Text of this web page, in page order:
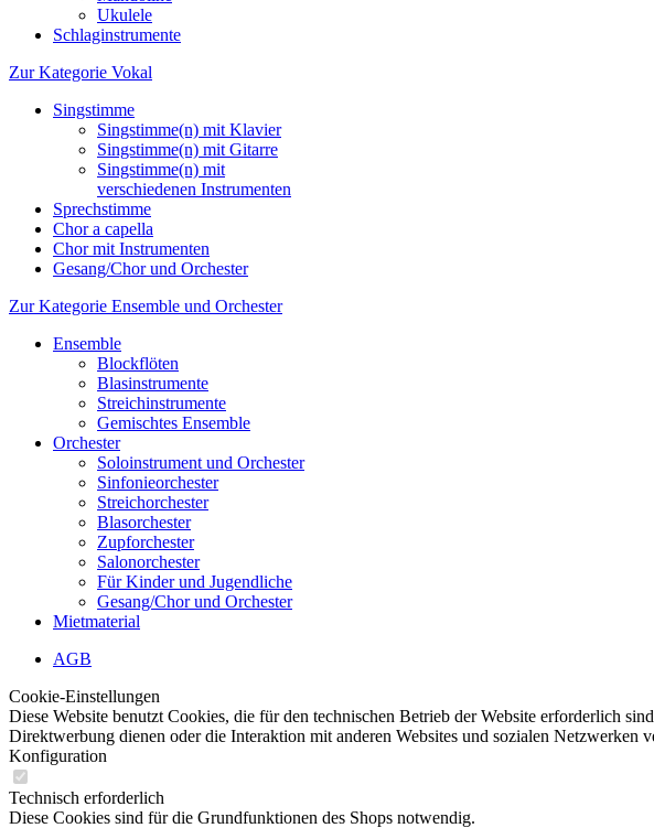
Ukulele
Schlaginstrumente
Zur Kategorie Vokal
Singstimme
Singstimme(n) mit Klavier
Singstimme(n) mit Gitarre
Singstimme(n) mit
verschiedenen Instrumenten
Sprechstimme
Chor a capella
Chor mit Instrumenten
Gesang/Chor und Orchester
Zur Kategorie Ensemble und Orchester
Ensemble
Blockflöten
Blasinstrumente
Streichinstrumente
Gemischtes Ensemble
Orchester
Soloinstrument und Orchester
Sinfonieorchester
Streichorchester
Blasorchester
Zupforchester
Salonorchester
Für Kinder und Jugendliche
Gesang/Chor und Orchester
Mietmaterial
AGB
Cookie-Einstellungen
Diese Website benutzt Cookies, die für den technischen Betrieb der Website erforderlich
Direktwerbung dienen oder die Interaktion mit anderen Websites und sozialen Netzwerken
Konfiguration
Technisch erforderlich
Diese Cookies sind für die Grundfunktionen des Shops notwendig.